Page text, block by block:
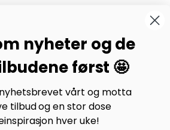
forumet vårt på Facebook og
og teststrikkere, samt 31.000
deler erfaringer, bilder og
nyheter og de
først 🤩
vårt og motta
tilbud og en stor dose
hver uke!